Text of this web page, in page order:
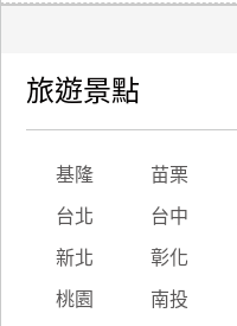
旅遊景點
基隆 苗栗
台北 台中
新北 彰化
桃園 南投